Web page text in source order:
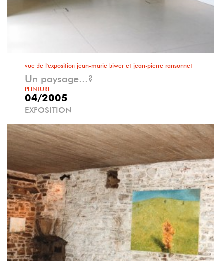
vue de l'exposition jean-marie biwer et jean-pierre ransonnet
Un paysage...?
PEINTURE
04/2005
EXPOSITION